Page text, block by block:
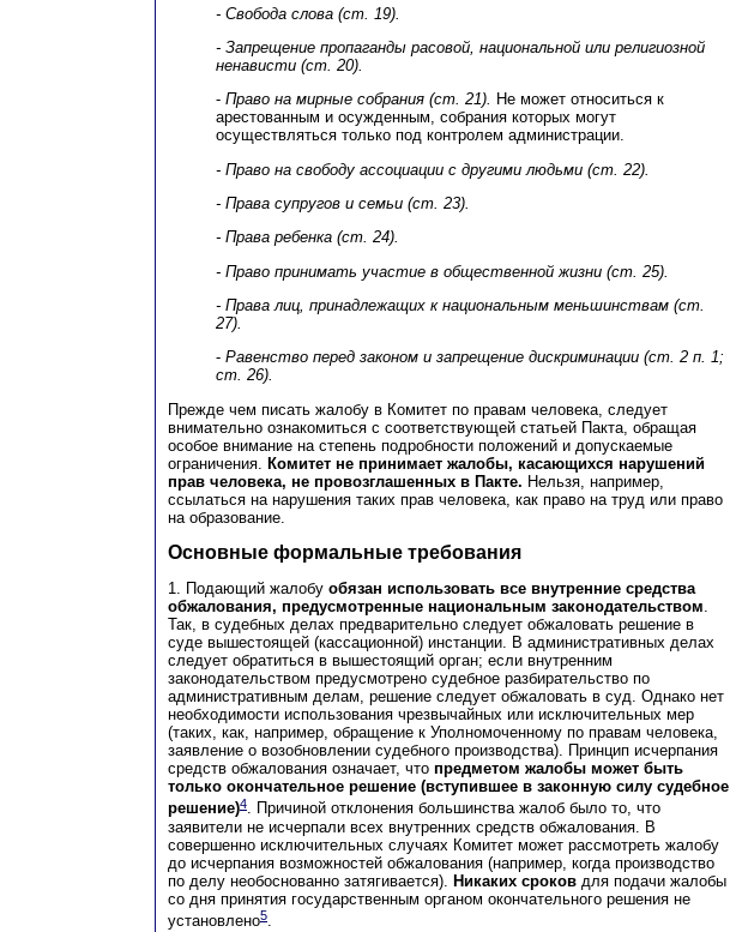
- Свобода слова (ст. 19).
- Запрещение пропаганды расовой, национальной или религиозной
ненависти (ст. 20).
- Право на мирные собрания (ст. 21). Не может относиться к
арестованным и осужденным, собрания которых могут
осуществляться только под контролем администрации.
- Право на свободу ассоциации с другими людьми (ст. 22).
- Права супругов и семьи (ст. 23).
- Права ребенка (ст. 24).
- Право принимать участие в общественной жизни (ст. 25).
- Права лиц, принадлежащих к национальным меньшинствам (ст.
27).
- Равенство перед законом и запрещение дискриминации (ст. 2 п. 1;
ст. 26).
Прежде чем писать жалобу в Комитет по правам человека, следует
внимательно ознакомиться с соответствующей статьей Пакта, обращая
особое внимание на степень подробности положений и допускаемые
ограничения. Комитет не принимает жалобы, касающихся нарушений
прав человека, не провозглашенных в Пакте. Нельзя, например,
ссылаться на нарушения таких прав человека, как право на труд или право
на образование.
Основные формальные требования
1. Подающий жалобу обязан использовать все внутренние средства
обжалования, предусмотренные национальным законодательством.
Так, в судебных делах предварительно следует обжаловать решение в
суде вышестоящей (кассационной) инстанции. В административных делах
следует обратиться в вышестоящий орган; если внутренним
законодательством предусмотрено судебное разбирательство по
административным делам, решение следует обжаловать в суд. Однако нет
необходимости использования чрезвычайных или исключительных мер
(таких, как, например, обращение к Уполномоченному по правам человека,
заявление о возобновлении судебного производства). Принцип исчерпания
средств обжалования означает, что предметом жалобы может быть
только окончательное решение (вступившее в законную силу судебное
решение)4. Причиной отклонения большинства жалоб было то, что
заявители не исчерпали всех внутренних средств обжалования. В
совершенно исключительных случаях Комитет может рассмотреть жалобу
до исчерпания возможностей обжалования (например, когда производство
по делу необоснованно затягивается).
Никаких сроков для подачи жалобы
со дня принятия государственным органом окончательного решения не
установлено5.